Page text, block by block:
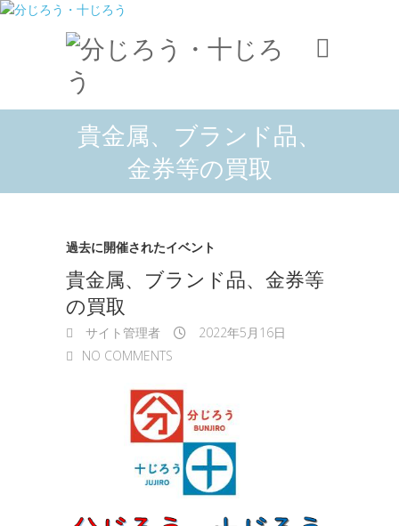
貴金属、ブランド品、
金券等の買取
過去に開催されたイベント
貴金属、ブランド品、金券等
の買取
サイト管理者
2022年5月16日
NO COMMENTS